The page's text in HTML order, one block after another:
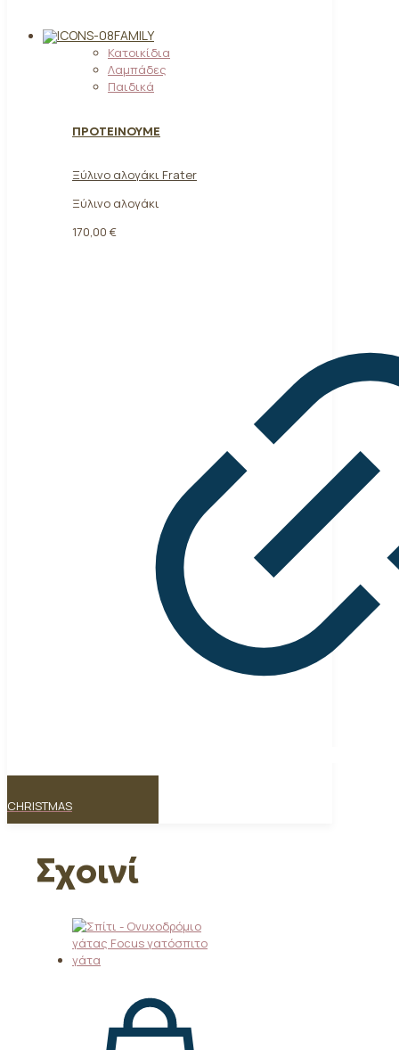
FAMILY
Κατοικίδια
Λαμπάδες
Παιδικά
ΠΡΟΤΕΙΝΟΥΜΕ
Ξύλινο αλογάκι Frater
Ξύλινο αλογάκι
170,00 €
CHRISTMAS
Σχοινί